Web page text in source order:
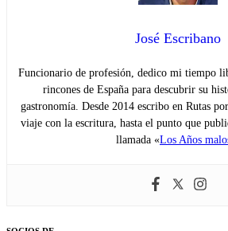
José Escribano
Funcionario de profesión, dedico mi tiempo
rincones de España para descubrir su
gastronomía. Desde 2014 escribo en Rutas
viaje con la escritura, hasta el punto que
llamada «Los Años